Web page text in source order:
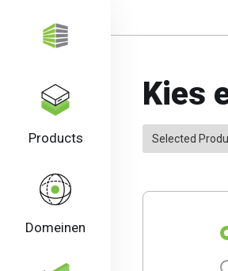
Products
Domeinen
Kies
Selected